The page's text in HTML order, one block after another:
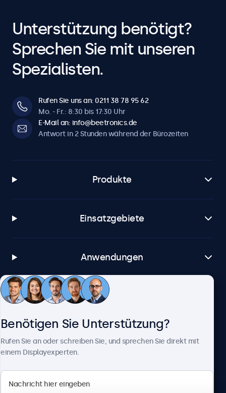
Unterstützung benötigt?
Sprechen Sie mit unseren
Spezialisten.
Rufen Sie uns an: 0211 38 78 95 62
Mo. - Fr.: 8:30 bis 17:30 Uhr
E-Mail an: info@beetronics.de
Antwort in 2 Stunden während der Bürozeiten
Produkte
Einsatzgebiete
Anwendungen
Kundenservice
Benötigen Sie Unterstützung?
Rufen Sie an oder schreiben Sie, und sprechen Sie direkt mit
einem Displayexperten.